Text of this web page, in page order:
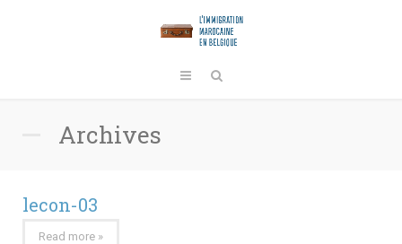
Archives
lecon-03
Read more »